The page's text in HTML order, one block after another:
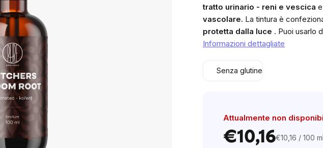
tratto urinario - reni e vescica e
vascolare. La tintura è
protetta dalla luce . Puoi usarlo
Informazioni dettagliate
Senza glutine
Attualmente non
€10,16Prezzo
€10,16 / 100 ml